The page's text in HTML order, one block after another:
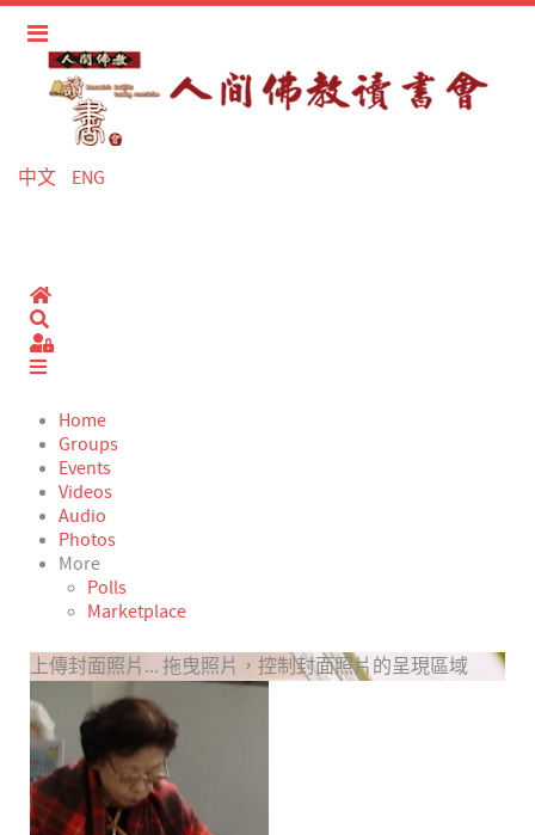
中文 ENG
Home
Sign In
Home
Groups
Events
Videos
Audio
Photos
More
Polls
Marketplace
上傳封面照片... 拖曳照片，控制封面照片的呈現區域